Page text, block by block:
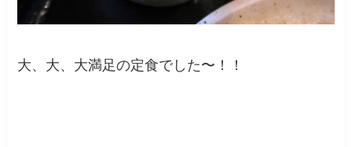
大、大、大満足の定食でした〜！！